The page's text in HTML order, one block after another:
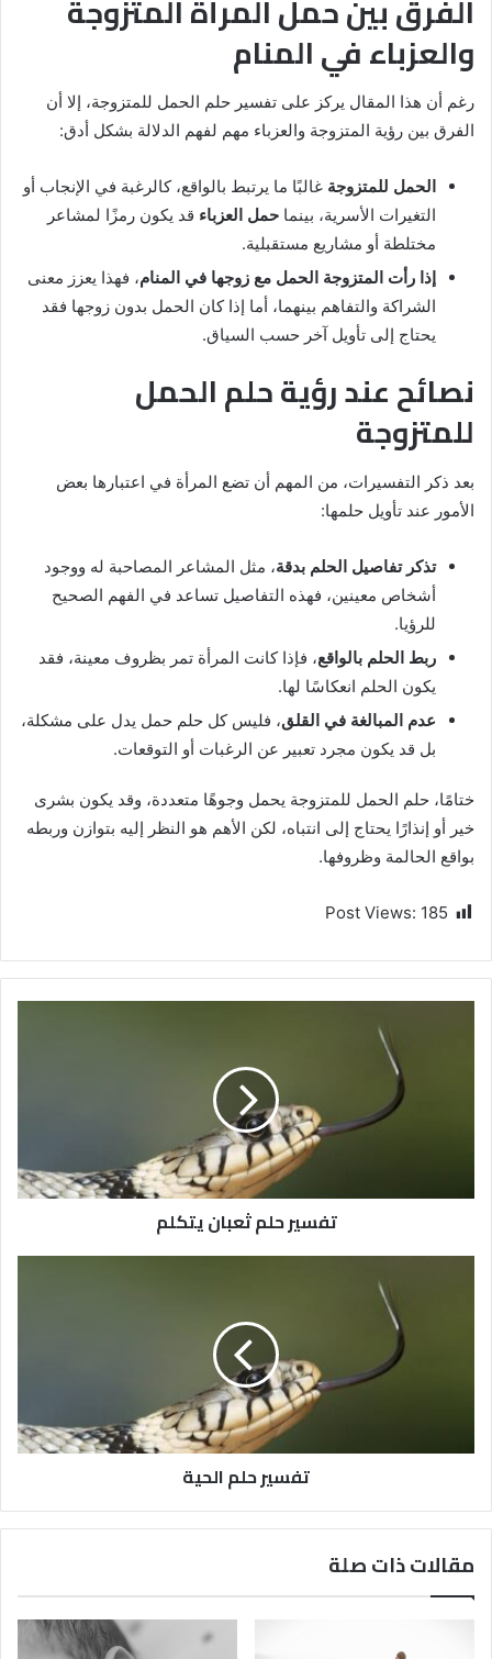
الفرق بين حمل المرأة المتزوجة
والعزباء في المنام
رغم أن هذا المقال يركز على تفسير حلم الحمل للمتزوجة، إلا أن
الفرق بين رؤية المتزوجة والعزباء مهم لفهم الدلالة بشكل أدق:
الحمل للمتزوجة غالبًا ما يرتبط بالواقع، كالرغبة في الإنجاب أو
التغيرات الأسرية، بينما حمل العزباء قد يكون رمزًا لمشاعر
مختلطة أو مشاريع مستقبلية.
إذا رأت المتزوجة الحمل مع زوجها في المنام، فهذا يعزز معنى
الشراكة والتفاهم بينهما، أما إذا كان الحمل بدون زوجها فقد
يحتاج إلى تأويل آخر حسب السياق.
نصائح عند رؤية حلم الحمل
للمتزوجة
بعد ذكر التفسيرات، من المهم أن تضع المرأة في اعتبارها بعض
الأمور عند تأويل حلمها:
تذكر تفاصيل الحلم بدقة، مثل المشاعر المصاحبة له ووجود
أشخاص معينين، فهذه التفاصيل تساعد في الفهم الصحيح
للرؤيا.
ربط الحلم بالواقع، فإذا كانت المرأة تمر بظروف معينة، فقد
يكون الحلم انعكاسًا لها.
عدم المبالغة في القلق، فليس كل حلم حمل يدل على مشكلة،
بل قد يكون مجرد تعبير عن الرغبات أو التوقعات.
ختامًا، حلم الحمل للمتزوجة يحمل وجوهًا متعددة، وقد يكون بشرى
خير أو إنذارًا يحتاج إلى انتباه، لكن الأهم هو النظر إليه بتوازن وربطه
بواقع الحالمة وظروفها.
Post Views: 185
تفسير حلم ثعبان يتكلم
تفسير حلم الحية
مقالات ذات صلة